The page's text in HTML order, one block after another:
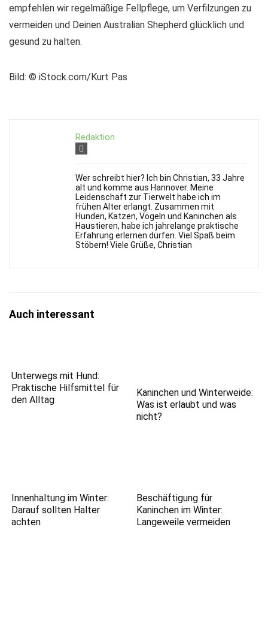
empfehlen wir regelmäßige Fellpflege, um Verfilzungen zu
vermeiden und Deinen Australian Shepherd glücklich und
gesund zu halten.
Bild: © iStock.com/Kurt Pas
Redaktion
Wer schreibt hier? Ich bin Christian, 33 Jahre
alt und komme aus Hannover. Meine
Leidenschaft zur Tierwelt habe ich im
frühen Alter erlangt. Zusammen mit
Hunden, Katzen, Vögeln und Kaninchen als
Haustieren, habe ich jahrelange praktische
Erfahrung erlernen dürfen. Viel Spaß beim
Stöbern! Viele Grüße, Christian
Auch interessant
Unterwegs mit Hund:
Praktische Hilfsmittel für
den Alltag
Kaninchen und Winterweide:
Was ist erlaubt und was
nicht?
Innenhaltung im Winter:
Darauf sollten Halter
achten
Beschäftigung für
Kaninchen im Winter:
Langeweile vermeiden